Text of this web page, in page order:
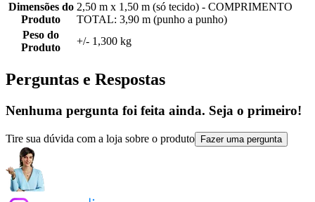
Dimensões do
Produto
2,50 m x 1,50 m (só tecido) - COMPRIMENTO
TOTAL: 3,90 m (punho a punho)
Peso do
Produto
+/- 1,300 kg
Perguntas e Respostas
Nenhuma pergunta foi feita ainda. Seja o primeiro!
Tire sua dúvida com a loja sobre o produto Fazer uma pergunta